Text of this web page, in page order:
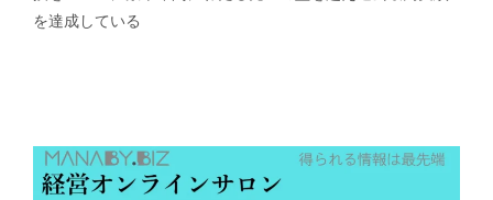
を達成している